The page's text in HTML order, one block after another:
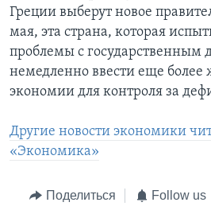
Греции выберут новое
мая, эта страна, которая
проблемы с государственным
немедленно ввести еще
экономии для контроля за
Другие новости экономики
«Экономика»
Поделиться Follow us